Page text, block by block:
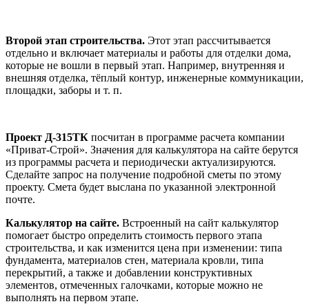
Второй этап строительства. Этот этап рассчитывается
отдельно и включает материалы и работы для отделки дома,
которые не вошли в первый этап. Например, внутренняя и
внешняя отделка, тёплый контур, инженерные коммуникации,
площадки, заборы и т. п.
Проект Д-315ТК посчитан в программе расчета компании
«Приват-Строй». Значения для калькулятора на сайте берутся
из программы расчета и периодически актуализируются.
Сделайте запрос на получение подробной сметы по этому
проекту. Смета будет выслана по указанной электронной
почте.
Калькулятор на сайте. Встроенный на сайт калькулятор
помогает быстро определить стоимость первого этапа
строительства, и как изменится цена при изменении: типа
фундамента, материалов стен, материала кровли, типа
перекрытий, а также и добавлении конструктивных
элементов, отмеченных галочками, которые можно не
выполнять на первом этапе.